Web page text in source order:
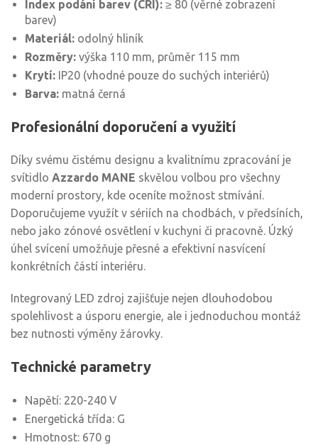
Index podání barev (CRI): ≥ 80 (věrné zobrazení
barev)
Materiál: odolný hliník
Rozměry: výška 110 mm, průměr 115 mm
Krytí: IP20 (vhodné pouze do suchých interiérů)
Barva: matná černá
Profesionální doporučení a využití
Díky svému čistému designu a kvalitnímu zpracování je
svítidlo Azzardo MANE skvělou volbou pro všechny
moderní prostory, kde oceníte možnost stmívání.
Doporučujeme využít v sériích na chodbách, v předsíních,
nebo jako zónové osvětlení v kuchyni či pracovně. Úzký
úhel svícení umožňuje přesné a efektivní nasvícení
konkrétních částí interiéru.
Integrovaný LED zdroj zajišťuje nejen dlouhodobou
spolehlivost a úsporu energie, ale i jednoduchou montáž
bez nutnosti výměny žárovky.
Technické parametry
Napětí: 220-240 V
Energetická třída: G
Hmotnost: 670 g